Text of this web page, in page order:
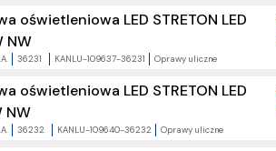
oświetleniowa LED STRETON LED
NW
36231 KANLU-109637-36231 Oprawy uliczne
oświetleniowa LED STRETON LED
NW
36232 KANLU-109640-36232 Oprawy uliczne